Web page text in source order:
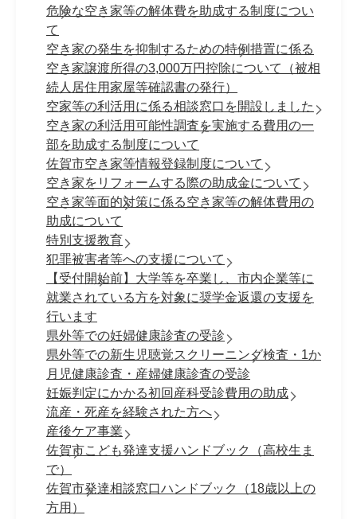
危険な空き家等の解体費を助成する制度につい
て
空き家の発生を抑制するための特例措置に係る
空き家譲渡所得の3,000万円控除について（被相
続人居住用家屋等確認書の発行）
空家等の利活用に係る相談窓口を開設しました
空き家の利活用可能性調査を実施する費用の一
部を助成する制度について
佐賀市空き家等情報登録制度について
空き家をリフォームする際の助成金について
空き家等面的対策に係る空き家等の解体費用の
助成について
特別支援教育
犯罪被害者等への支援について
【受付開始前】大学等を卒業し、市内企業等に
就業されている方を対象に奨学金返還の支援を
行います
県外等での妊婦健康診査の受診
県外等での新生児聴覚スクリーニング検査・1か
月児健康診査・産婦健康診査の受診
妊娠判定にかかる初回産科受診費用の助成
流産・死産を経験された方へ
産後ケア事業
佐賀市こども発達支援ハンドブック（高校生ま
で）
佐賀市発達相談窓口ハンドブック（18歳以上の
方用）